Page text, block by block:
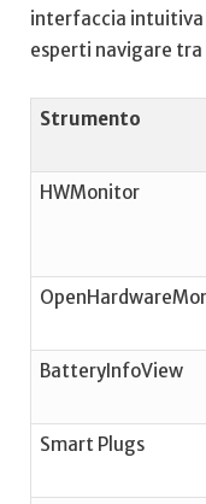
interfaccia intuitiva
esperti navigare tra
Strumento
HWMonitor
BatteryInfoView
Smart Plugs